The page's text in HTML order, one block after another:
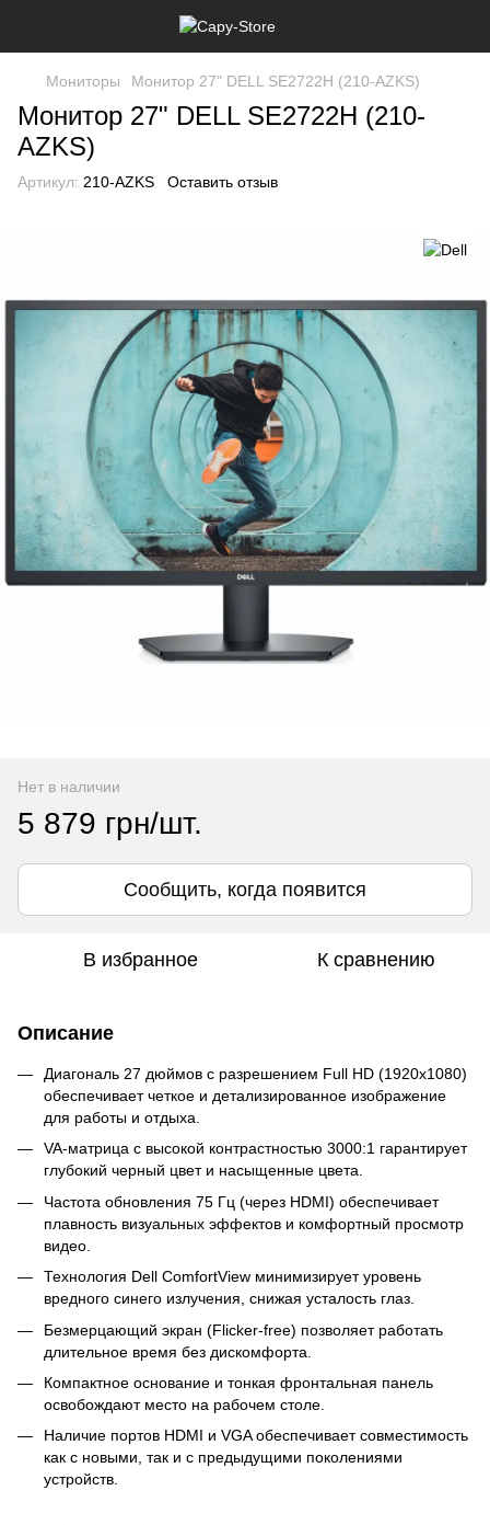
Мониторы Монитор 27" DELL SE2722H (210-AZKS)
Монитор 27" DELL SE2722H (210-
AZKS)
Артикул: 210-AZKS Оставить отзыв
Нет в наличии
5 879 грн/шт.
Сообщить, когда появится
В избранное К сравнению
Описание
Диагональ 27 дюймов с разрешением Full HD (1920x1080)
обеспечивает четкое и детализированное изображение
для работы и отдыха.
VA-матрица с высокой контрастностью 3000:1 гарантирует
глубокий черный цвет и насыщенные цвета.
Частота обновления 75 Гц (через HDMI) обеспечивает
плавность визуальных эффектов и комфортный просмотр
видео.
Технология Dell ComfortView минимизирует уровень
вредного синего излучения, снижая усталость глаз.
Безмерцающий экран (Flicker-free) позволяет работать
длительное время без дискомфорта.
Компактное основание и тонкая фронтальная панель
освобождают место на рабочем столе.
Наличие портов HDMI и VGA обеспечивает совместимость
как с новыми, так и с предыдущими поколениями
устройств.